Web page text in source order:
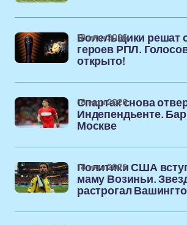
Болельщики решат
героев РПЛ.
открыто!
18 июн 2026
Спартак снова
Индепендьенте.
Москве
18 июн 2026
Политики США
маму Возиньи.
растрогал
18 июн 2026